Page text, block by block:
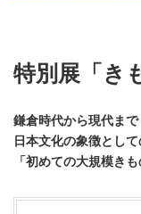
特別展「き
鎌倉時代から現代まで
日本文化の象徴とし
「初めての大規模きも